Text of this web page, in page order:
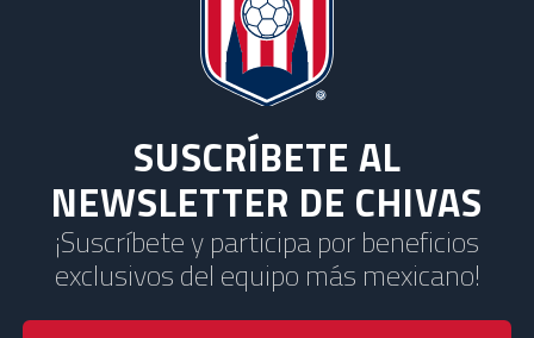
SUSCRÍBETE AL
NEWSLETTER DE CHIVAS
¡Suscríbete y participa por beneficios
exclusivos del equipo más mexicano!